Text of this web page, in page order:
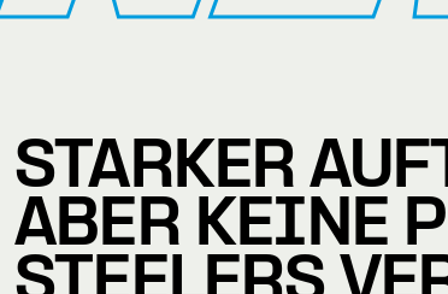
STARKER
ABER KEINE